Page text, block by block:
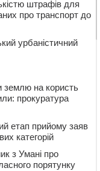
штрафів для
про транспорт до
урбаністичний
землю на користь
прокуратура
етап прийому заяв
категорій
з Умані про
порятунку